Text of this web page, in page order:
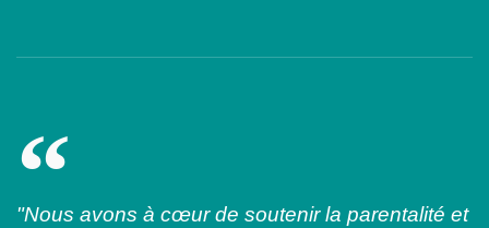
"Nous avons à cœur de soutenir la parentalité et